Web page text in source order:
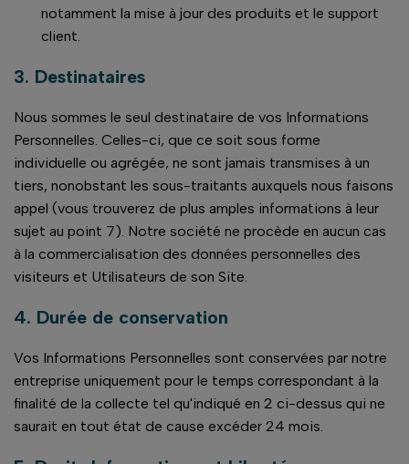
notamment la mise à jour des produits et le support
client.
3. Destinataires
Nous sommes le seul destinataire de vos Informations
Personnelles. Celles-ci, que ce soit sous forme
individuelle ou agrégée, ne sont jamais transmises à un
tiers, nonobstant les sous-traitants auxquels nous faisons
appel (vous trouverez de plus amples informations à leur
sujet au point 7). Notre société ne procède en aucun cas
à la commercialisation des données personnelles des
visiteurs et Utilisateurs de son Site.
4. Durée de conservation
Vos Informations Personnelles sont conservées par notre
entreprise uniquement pour le temps correspondant à la
finalité de la collecte tel qu'indiqué en 2 ci-dessus qui ne
saurait en tout état de cause excéder 24 mois.